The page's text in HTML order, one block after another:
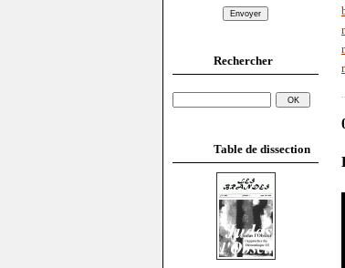
Rechercher
Table de dissection